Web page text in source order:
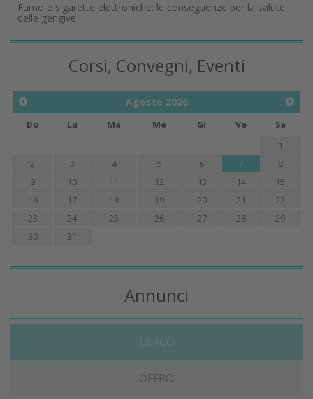
Fumo e sigarette elettroniche: le conseguenze per la salute
delle gengive
Corsi, Convegni, Eventi
Agosto 2026
Do Lu Ma Me Gi Ve
Sa
1
2
3 4 5 6 7
8
9
10 11 12 13 14
15
16
17 18 19 20 21
22
23
24 25 26 27 28
29
30
31
Annunci
CERCO
OFFRO